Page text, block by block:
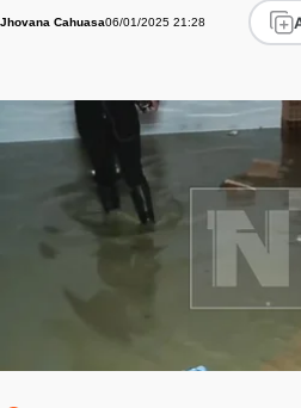
Jhovana Cahuasa06/01/2025 21:28